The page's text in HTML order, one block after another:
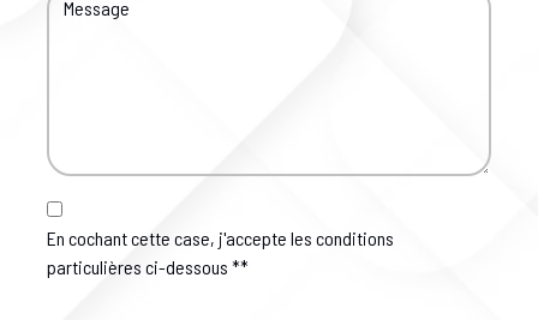
En cochant cette case, j'accepte les conditions
particulières ci-dessous **